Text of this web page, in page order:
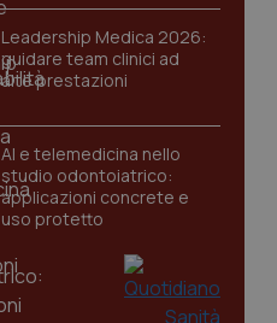
Leadership Medica 2026:
guidare team clinici ad
alte prestazioni
AI e telemedicina nello
studio odontoiatrico:
applicazioni concrete e
uso protetto